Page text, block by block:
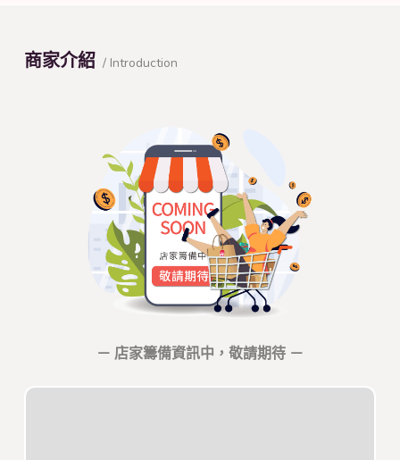
商家介紹 / Introduction
－ 店家籌備資訊中，敬請期待 －